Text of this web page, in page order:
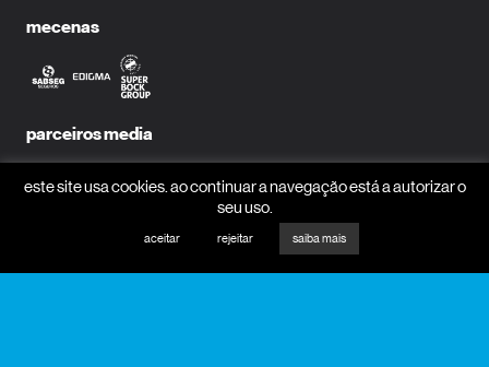
mecenas
parceiros media
este site usa cookies. ao continuar a navegação está a autorizar o
seu uso.
aceitar rejeitar saiba mais